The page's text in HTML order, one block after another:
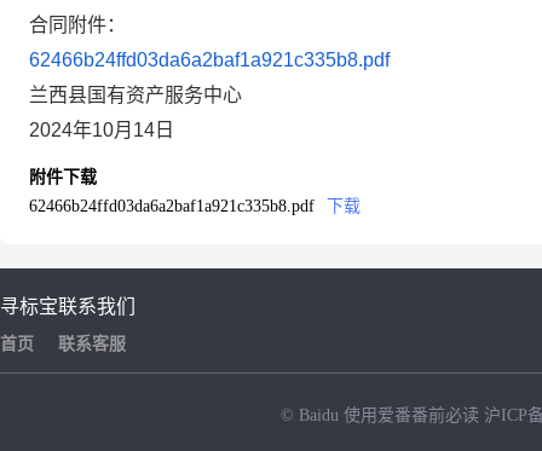
合同附件：
62466b24ffd03da6a2baf1a921c335b8.pdf
兰西县国有资产服务中心
2024年10月14日
附件下载
62466b24ffd03da6a2baf1a921c335b8.pdf
下载
寻标宝
首页
联系我们
联系客服
© Baidu 使用爱番番前必读 沪ICP